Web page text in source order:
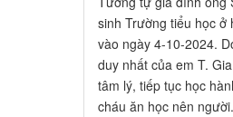
sinh Trường tiểu học ở
vào ngày 4-10-2024.
duy nhất của em T.
tâm lý, tiếp tục học
cháu ăn học nên người.